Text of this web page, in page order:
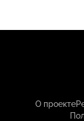
О проекте